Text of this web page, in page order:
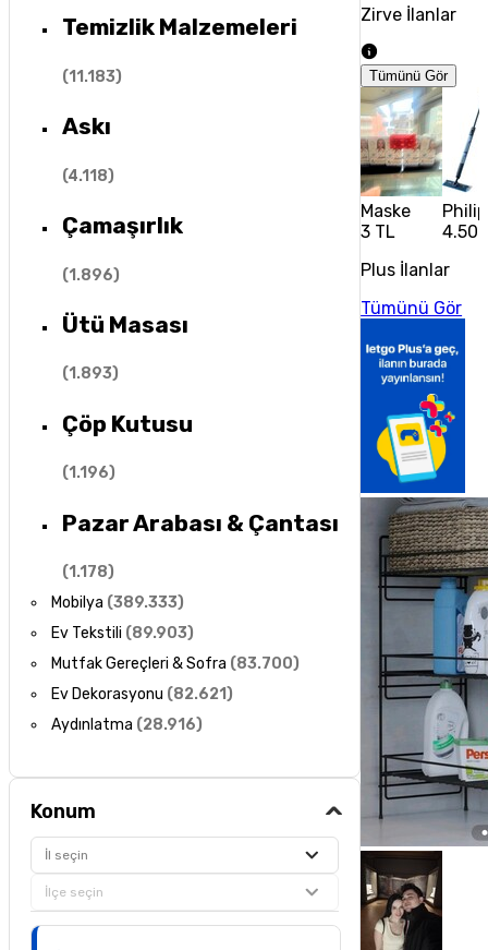
Temizlik Malzemeleri
(11.183)
Askı
(4.118)
Çamaşırlık
(1.896)
Ütü Masası
(1.893)
Çöp Kutusu
(1.196)
Pazar Arabası & Çantası
(1.178)
Mobilya (389.333)
Ev Tekstili (89.903)
Mutfak Gereçleri & Sofra (83.700)
Ev Dekorasyonu (82.621)
Aydınlatma (28.916)
Konum
İl seçin
İlçe seçin
Zirve İlanlar
Tümünü Gör
Maske
3 TL
Plus İlanlar
Tümünü Gör